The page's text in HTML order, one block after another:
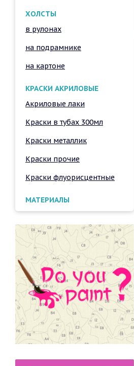
ХОЛСТЫ
в рулонах
на подрамнике
на картоне
КРАСКИ АКРИЛОВЫЕ
Акриловые лаки
Краски в тубах 300мл
Краски металлик
Краски прочие
Краски флуорисцентные
МАТЕРИАЛЫ